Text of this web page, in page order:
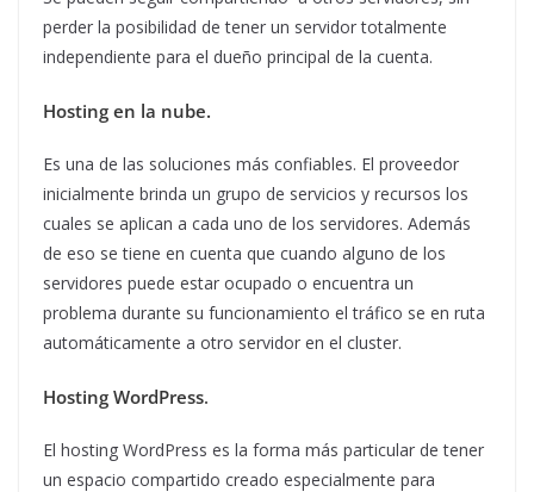
perder la posibilidad de tener un servidor totalmente
independiente para el dueño principal de la cuenta.
Hosting en la nube.
Es una de las soluciones más confiables. El proveedor
inicialmente brinda un grupo de servicios y recursos los
cuales se aplican a cada uno de los servidores. Además
de eso se tiene en cuenta que cuando alguno de los
servidores puede estar ocupado o encuentra un
problema durante su funcionamiento el tráfico se en ruta
automáticamente a otro servidor en el cluster.
Hosting WordPress.
El hosting WordPress es la forma más particular de tener
un espacio compartido creado especialmente para